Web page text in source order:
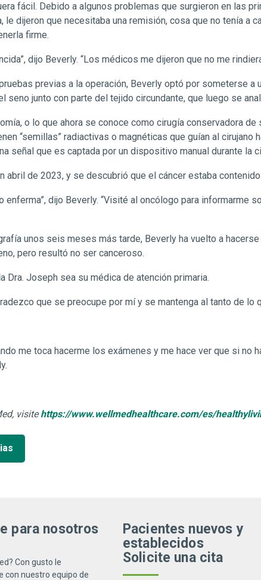
fácil. Debido a algunos problemas que surgieron en las
le dijeron que necesitaba una remisión, cosa que no tenía a
firme.
dijo Beverly. “Los médicos me dijeron que no me
previas a la operación, Beverly optó por someterse a
seno junto con parte del tejido circundante, que luego se
o lo que ahora se conoce como cirugía conservadora
“semillas” radiactivas o magnéticas que guían al
señal que es captada por un dispositivo manual durante la
abril de 2023, y se descubrió que el cáncer estaba contenido
enferma”, dijo Beverly. “Visité al oncólogo para
unos seis meses más tarde, Beverly ha vuelto a
pero resultó no ser canceroso.
Dra. Joseph sea su médica de atención primaria.
que se preocupe por mí y se mantenga al tanto de lo
me toca hacerme los exámenes y me hace ver que si
visitehttps://www.wellmedhealthcare.com/es/
para nosotros
Con gusto le
con nuestro equipo de
Pacientes nuevos y
establecidos
Solicite una cita